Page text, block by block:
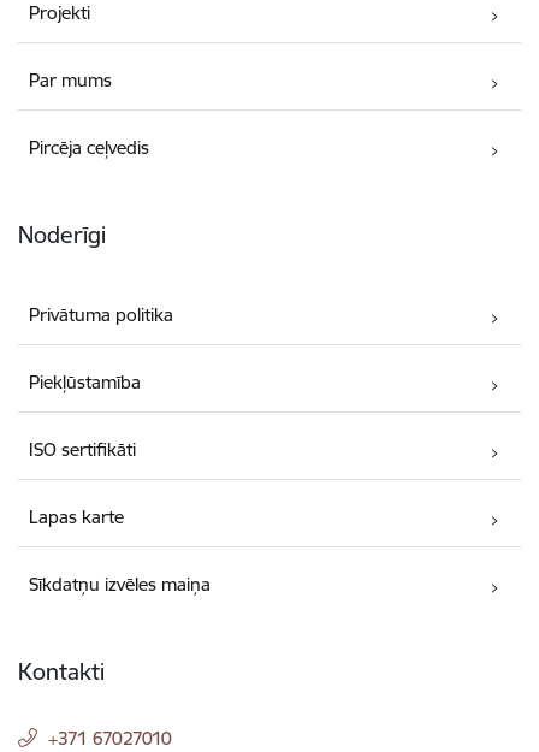
Projekti
Par mums
Pircēja ceļvedis
Noderīgi
Privātuma politika
Piekļūstamība
ISO sertifikāti
Lapas karte
Sīkdatņu izvēles maiņa
Kontakti
+371 67027010